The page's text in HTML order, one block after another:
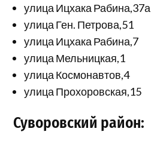
улица Ицхака Рабина,37а
улица Ген. Петрова,51
улица Ицхака Рабина,7
улица Мельницкая,1
улица Космонавтов,4
улица Прохоровская,15
Суворовский район: